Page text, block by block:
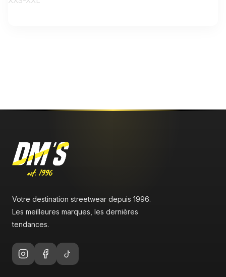
Votre destination streetwear depuis 1996.
Les meilleures marques, les dernières
tendances.